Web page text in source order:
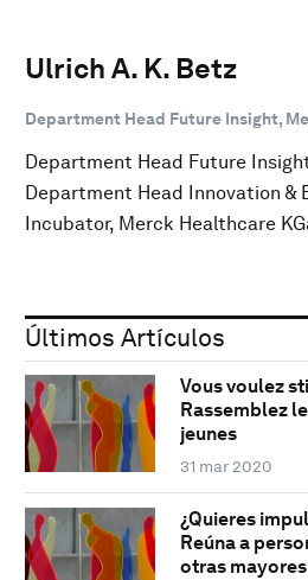
Ulrich A. K. Betz
Department Head Future Insight,
Department Head Future
Department Head Innovation &
Incubator, Merck Healthcare
Últimos Artículos
Vous voulez
Rassemblez
jeunes
31 mar 2020
¿Quieres
Reúna a
otras mayores